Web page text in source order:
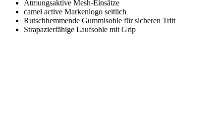
Atmungsaktive Mesh-Einsätze
camel active Markenlogo seitlich
Rutschhemmende Gummisohle für sicheren Tritt
Strapazierfähige Laufsohle mit Grip